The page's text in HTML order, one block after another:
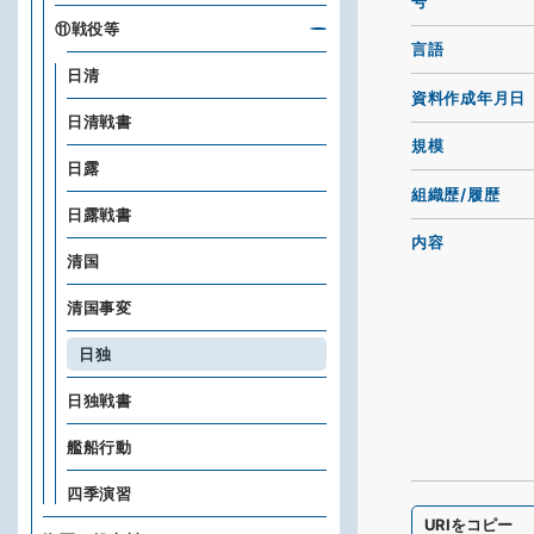
言語
資料作成年月日
規模
組織歴/履歴
内容
URIをコピー
⑪戦役等
日清
日清戦書
日露
日露戦書
清国
清国事変
日独
日独戦書
艦船行動
四季演習